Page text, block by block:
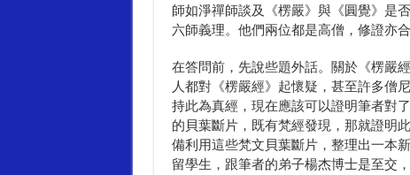
師如淨禪師談及《楞嚴》與《圓覺》是
六師義理。他們兩位都是高僧，修證亦
在答問前，先說些題外話。關於《楞嚴
人都對《楞嚴經》起懷疑，甚至許多僧
持此為真經，現在應該可以證明筆者對
的貝葉斷片，既有梵經發現，那就證明
備利用這些梵文貝葉斷片，整理出一本
留學生，跟筆者的弟子楊杰博士是至交